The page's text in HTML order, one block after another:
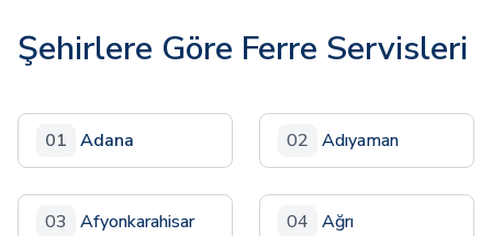
Şehirlere Göre Ferre Servisleri
01 Adana 02 Adıyaman
03 Afyonkarahisar 04 Ağrı